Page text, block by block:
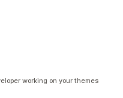
working on your themes